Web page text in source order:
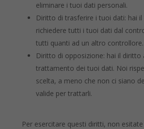
eliminare i tuoi dati personali.
Diritto di trasferire i tuoi dati: hai
richiedere tutti i tuoi dati dal
tutti quanti ad un altro controllore.
Diritto di opposizione: hai il diritto
trattamento dei tuoi dati. Noi
scelta, a meno che non ci siano
valide per trattarli.
Per esercitare questi diritti, non